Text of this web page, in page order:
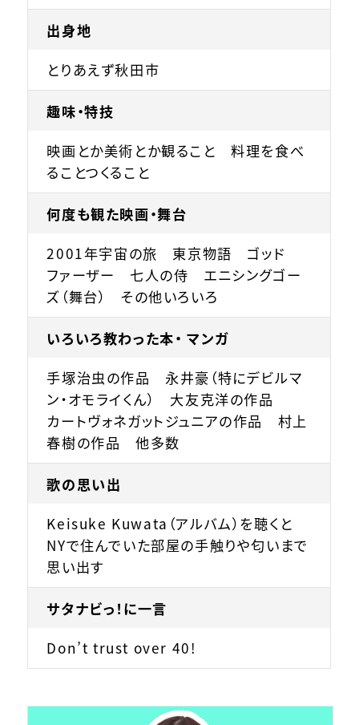
出身地
とりあえず秋田市
趣味・特技
映画とか美術とか観ること 料理を食べ
ることつくること
何度も観た映画・舞台
2001年宇宙の旅 東京物語 ゴッド
ファーザー 七人の侍 エニシングゴー
ズ（舞台） その他いろいろ
いろいろ教わった本・ マンガ
手塚治虫の作品 永井豪（特にデビルマ
ン・オモライくん） 大友克洋の作品
カートヴォネガットジュニアの作品 村上
春樹の作品 他多数
歌の思い出
Keisuke Kuwata（アルバム）を聴くと
NYで住んでいた部屋の手触りや匂いまで
思い出す
サタナビっ！に一言
Don’t trust over 40!